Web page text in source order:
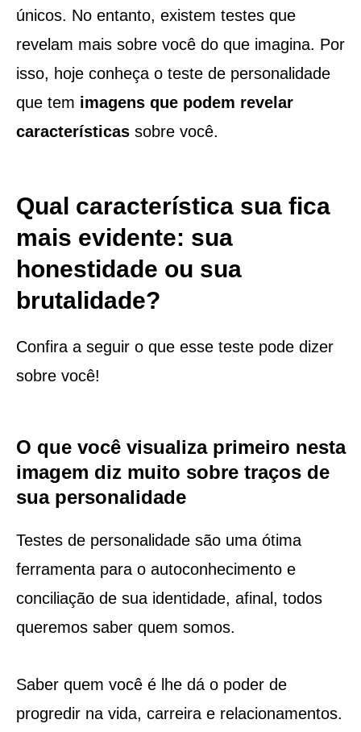
únicos. No entanto, existem testes que
revelam mais sobre você do que imagina. Por
isso, hoje conheça o teste de personalidade
que tem imagens que podem revelar
características sobre você.
Qual característica sua fica
mais evidente: sua
honestidade ou sua
brutalidade?
Confira a seguir o que esse teste pode dizer
sobre você!
O que você visualiza primeiro nesta
imagem diz muito sobre traços de
sua personalidade
Testes de personalidade são uma ótima
ferramenta para o autoconhecimento e
conciliação de sua identidade, afinal, todos
queremos saber quem somos.
Saber quem você é lhe dá o poder de
progredir na vida, carreira e relacionamentos.